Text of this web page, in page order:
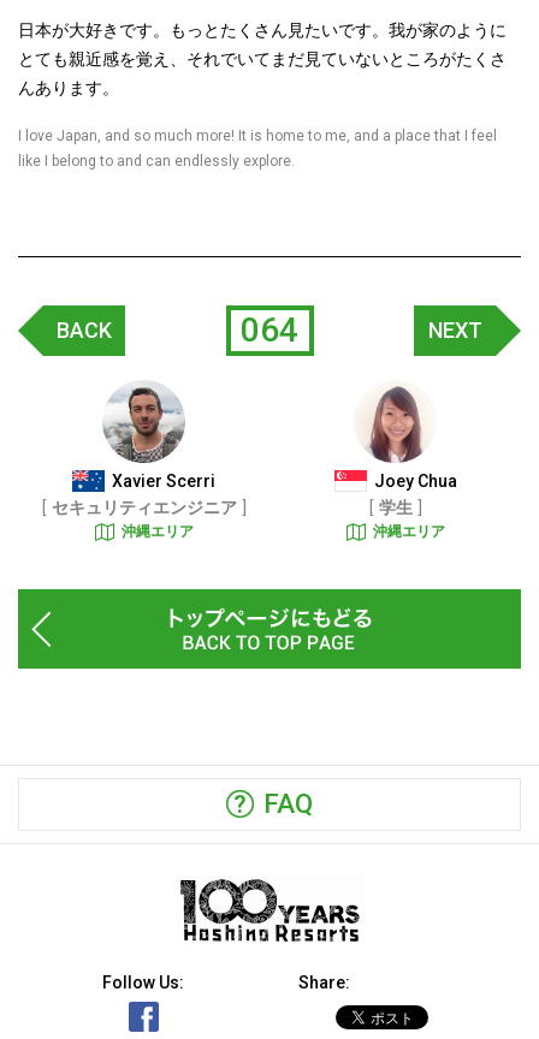
日本が大好きです。もっとたくさん見たいです。我が家のように
とても親近感を覚え、それでいてまだ見ていないところがたくさ
んあります。
I love Japan, and so much more! It is home to me, and a place that I feel
like I belong to and can endlessly explore.
BACK
Xavier Scerri
セキュリティエンジニア
沖縄エリア
064 NEXT
Joey Chua
学生
沖縄エリア
FAQ
Follow Us: Share: